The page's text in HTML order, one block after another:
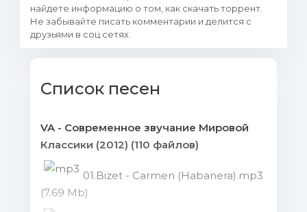
найдете информацию о том, как скачать торрент.
Не забывайте писать комментарии и делится с
друзьями в соц сетях.
Список песен
VA - Современное звучание Мировой
Классики (2012) (110 файлов)
01.Bizet - Carmen (Habanera).mp3
(7.69 Mb)